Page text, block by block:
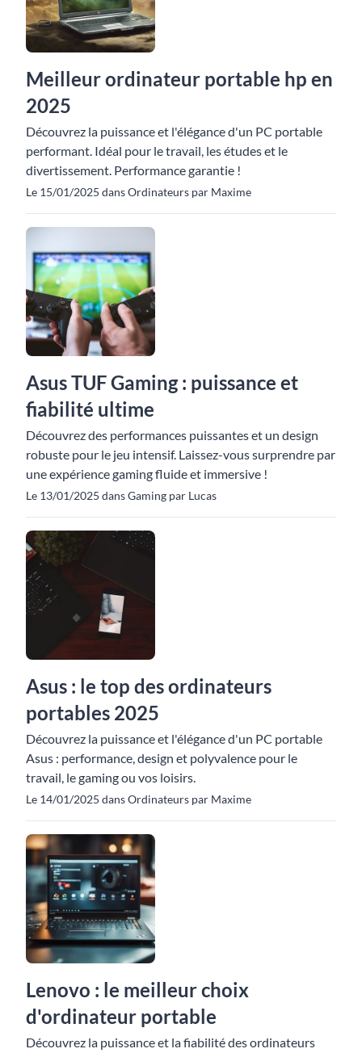
Meilleur ordinateur portable hp en
2025
Découvrez la puissance et l'élégance d'un PC portable
performant. Idéal pour le travail, les études et le
divertissement. Performance garantie !
Le 15/01/2025 dans Ordinateurs par Maxime
Asus TUF Gaming : puissance et
fiabilité ultime
Découvrez des performances puissantes et un design
robuste pour le jeu intensif. Laissez-vous surprendre par
une expérience gaming fluide et immersive !
Le 13/01/2025 dans Gaming par Lucas
Asus : le top des ordinateurs
portables 2025
Découvrez la puissance et l'élégance d'un PC portable
Asus : performance, design et polyvalence pour le
travail, le gaming ou vos loisirs.
Le 14/01/2025 dans Ordinateurs par Maxime
Lenovo : le meilleur choix
d'ordinateur portable
Découvrez la puissance et la fiabilité des ordinateurs